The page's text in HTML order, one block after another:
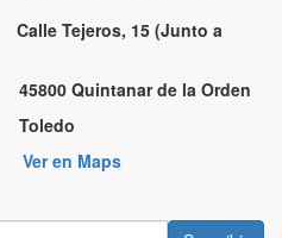
Tejeros, 15 (Junto a
Quintanar de la Orden
Ver en Maps